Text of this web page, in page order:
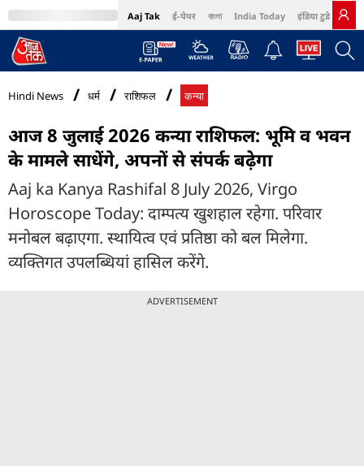
Aaj Tak ई-पेपर বাংলা India Today इंडिया टुडे हिंदी
MumbaiTak Cosmopolitan Harper's Bazaar Northeast
Hindi News धर्म राशिफल कन्या
आज 8 जुलाई 2026 कन्या राशिफल: भूमि व भवन
के मामले साधेंगे, अपनों से संपर्क बढ़ेगा
Aaj ka Kanya Rashifal 8 July 2026, Virgo
Horoscope Today: दाम्पत्य खुशहाल रहेगा. परिवार
मनोबल बढ़ाएगा. स्थायित्व एवं प्रतिष्ठा को बल मिलेगा.
व्यक्तिगत उपलब्धियां हासिल करेंगे.
ADVERTISEMENT